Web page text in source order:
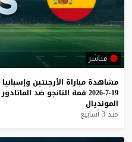
مباشر
مشاهدة مباراة الأرجنتين وإسبانيا
19-7-2026
قمة التانجو ضد الماتادور
المونديال
منذ 3 أسابيع